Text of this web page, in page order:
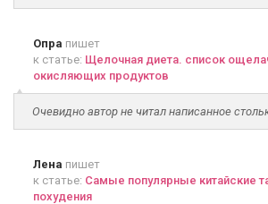
Опра пишет
к статье: Щелочная диета. список
окисляющих продуктов
Очевидно автор не читал написанное
Лена пишет
к статье: Самые популярные китайские
похудения